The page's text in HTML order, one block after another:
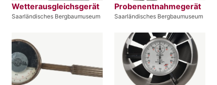
Wetterausgleichsgerät
Saarländisches Bergbaumuseum
Probenentnahmegerät
Saarländisches Bergbaumuseum